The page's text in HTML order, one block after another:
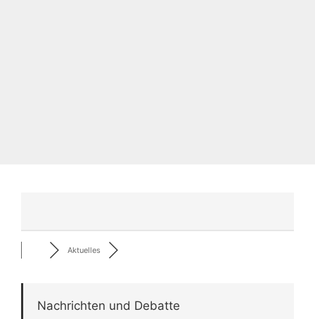
Aktuelles
Nachrichten und Debatte